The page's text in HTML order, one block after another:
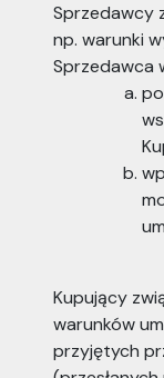
Sprzedawcy
np. warunki
Sprzedawca
Kupujący
warunków
przyjętych